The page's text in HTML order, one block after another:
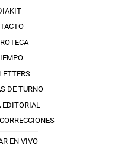
DE TURNO
EN VIVO